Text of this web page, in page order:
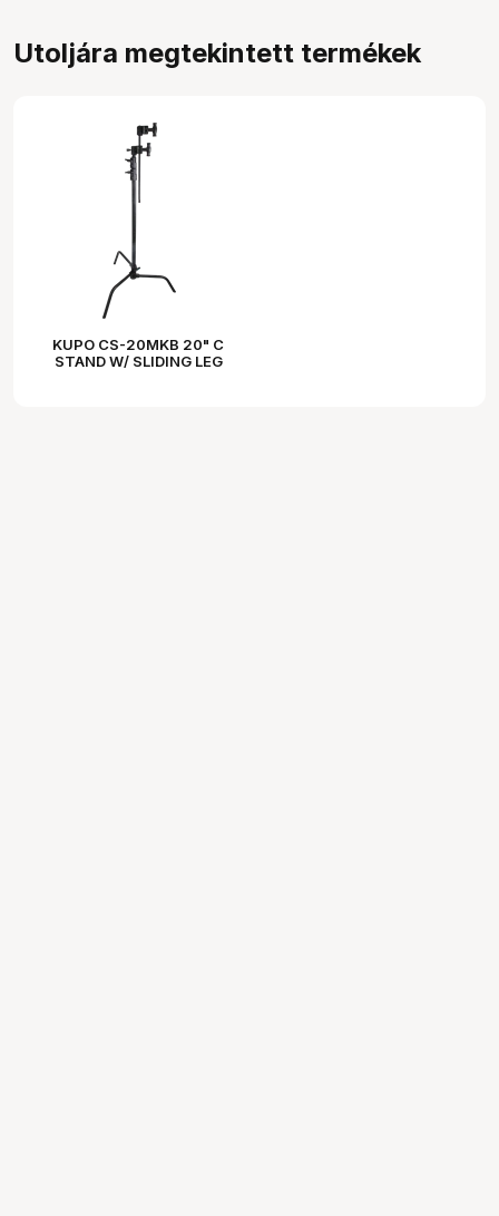
Utoljára megtekintett termékek
KUPO CS-20MKB 20" C
STAND W/ SLIDING LEG